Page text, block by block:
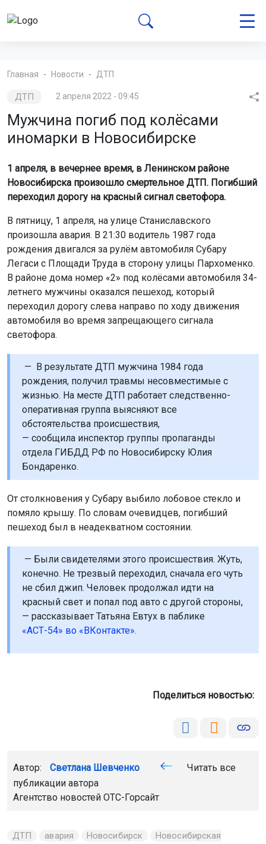
Главная Новости ДТП
ДТП 2 апреля 2022 - 09:45
Мужчина погиб под колёсами
иномарки в Новосибирске
1 апреля, в вечернее время, в Ленинском районе
Новосибирска произошло смертельное ДТП. Погибший
переходил дорогу на красный сигнал светофора.
В пятницу, 1 апреля, на улице Станиславского
произошла авария. В 21:30 водитель 1987 года
рождения двигался за рулём автомобиля Субару
Легаси с Площади Труда в сторону улицы Пархоменко.
В районе дома номер «2» под колёсами автомобиля 34-
летнего мужчины оказался пешеход, который
переходил дорогу слева направо по ходу движения
автомобиля во время запрещающего сигнала
светофора.
— В результате ДТП мужчина 1984 года
рождения, получил травмы несовместимые с
жизнью. На месте ДТП работает следственно-
оперативная группа выясняют все
обстоятельства происшествия,
— сообщила инспектор группы пропаганды
отдела ГИБДД РФ по Новосибирску Юлия
Бондаренко.
От столкновения у Субару выбило лобовое стекло и
помяло крышу. По словам очевидцев, погибший
пешеход был в неадекватном состоянии.
— Были свидетелями этого происшествия. Жуть,
конечно. Не трезвый переходил, сначала его чуть
не сбил джип. Человек продолжал идти на
красный свет и попал под авто с другой стороны,
— рассказывает Татьяна Евтух в паблике
«АСТ-54» во «ВКонтакте».
Поделиться новостью:
Автор: Светлана Шевченко
Читать все
публикации автора
Агентство новостей ОТС-Горсайт
ДТП авария Новосибирск
Новосибирская